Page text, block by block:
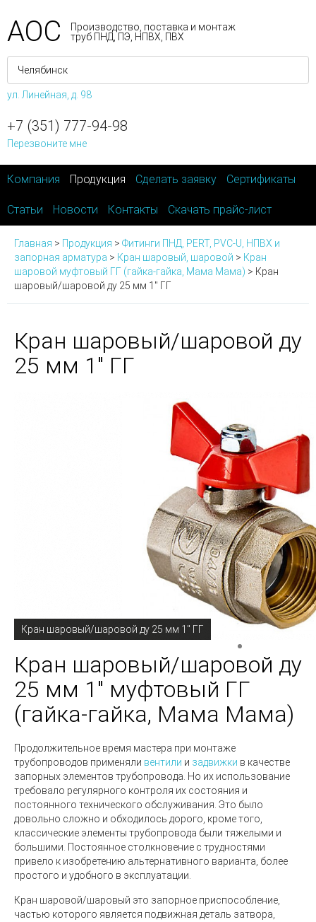
АОС
Производство, поставка и монтаж
труб ПНД, ПЭ, НПВХ, ПВХ
ул. Линейная, д. 98
+7 (351) 777-94-98
Перезвоните мне
Компания Продукция Сделать заявку Сертификаты
Статьи Новости Контакты Скачать прайс-лист
Главная > Продукция > Фитинги ПНД, PERT, PVC-U, НПВХ и
запорная арматура > Кран шаровый, шаровой > Кран
шаровой муфтовый ГГ (гайка-гайка, Мама Мама) > Кран
шаровый/шаровой ду 25 мм 1" ГГ
Кран шаровый/шаровой ду
25 мм 1" ГГ
Кран шаровый/шаровой ду 25 мм 1" ГГ
Кран шаровый/шаровой ду
25 мм 1" муфтовый ГГ
(гайка-гайка, Мама Мама)
Продолжительное время мастера при монтаже
трубопроводов применяли вентили и задвижки в качестве
запорных элементов трубопровода. Но их использование
требовало регулярного контроля их состояния и
постоянного технического обслуживания. Это было
довольно сложно и обходилось дорого, кроме того,
классические элементы трубопровода были тяжелыми и
большими. Постоянное столкновение с трудностями
привело к изобретению альтернативного варианта, более
простого и удобного в эксплуатации.
Кран шаровой/шаровый это запорное приспособление,
частью которого является подвижная деталь затвора,